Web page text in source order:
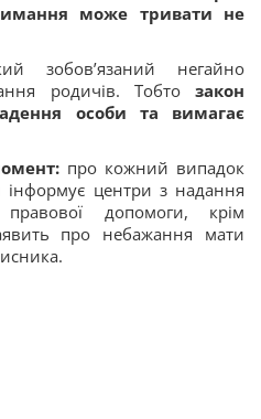
може тривати не
зобов’язаний негайно
родичів. Тобто закон
особи та вимагає
про кожний випадок
інформує центри з надання
правової допомоги, крім
про небажання мати